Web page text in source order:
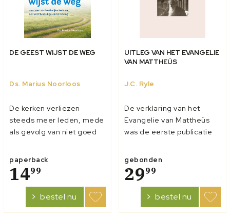
DE GEEST WIJST DE WEG
Ds. Marius Noorloos
De kerken verliezen
steeds meer leden, mede
als gevolg van niet goed
en geschillen. Ook in de
samenleving bestaan veel
problemen vanwege te
weinig saamhorigheid en
samenwerking. Daarom
heeft ds. Marius Noorloos,
paperback
1499
bestel nu
UITLEG VAN HET EVANGELIE
VAN MATTHEÜS
J.C. Ryle
De verklaring van het
Evangelie van Mattheüs
was de eerste publicatie
nog commentaren op de
andere Evangeliën volgen.
Mede vanwege zijn
geschriften kreeg Ryle de
bekendheid en het gezag
gebonden
2999
bestel nu